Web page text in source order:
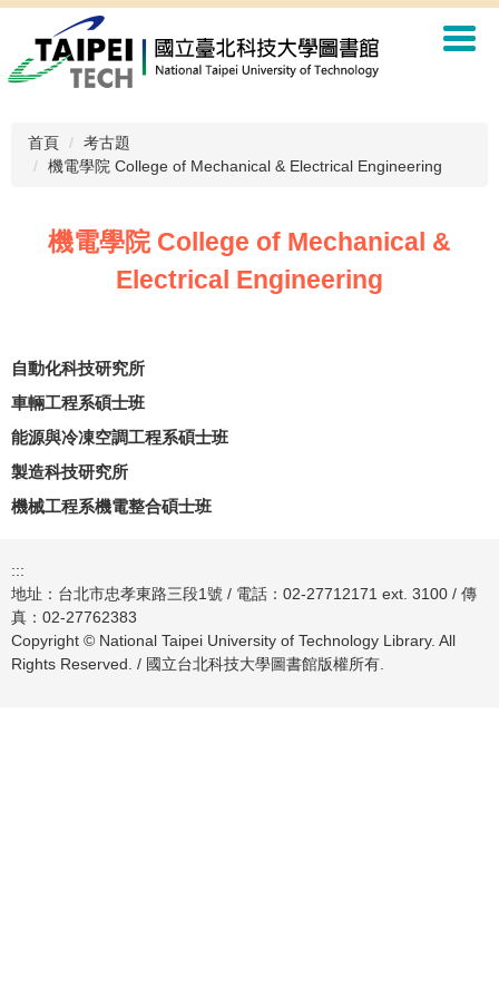
主
要
首頁
考古題
機電學院 College of Mechanical & Electrical Engineering
機電學院 College of Mechanical &
Electrical Engineering
自動化科技研究所
車輛工程系碩士班
能源與冷凍空調工程系碩士班
製造科技研究所
機械工程系機電整合碩士班
:::
地址：台北市忠孝東路三段1號 / 電話：02-27712171 ext. 3100 / 傳
真：02-27762383
Copyright © National Taipei University of Technology Library. All
Rights Reserved. / 國立台北科技大學圖書館版權所有.